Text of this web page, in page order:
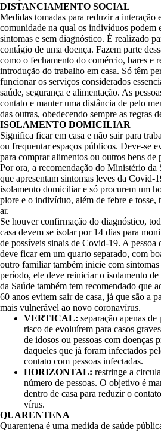
DISTANCIAMENTO SOCIAL
Medidas tomadas para reduzir a interação
comunidade na qual os indivíduos podem
sintomas e sem diagnóstico. É realizado
contágio de uma doença. Fazem parte
como o fechamento do comércio, bares e
introdução do trabalho em casa. Só têm
funcionar os serviços considerados
saúde, segurança e alimentação. As
contato e manter uma distância de pelo
das outras, obedecendo sempre as regras
ISOLAMENTO DOMICILIAR
Significa ficar em casa e não sair para
ou frequentar espaços públicos. Deve-se
para comprar alimentos ou outros bens de
Por ora, a recomendação do Ministério da
que apresentam sintomas leves da Covid-
isolamento domiciliar e só procurem um
piore e o indivíduo, além de febre e tosse,
ar.
Se houver confirmação do diagnóstico,
casa devem se isolar por 14 dias para
de possíveis sinais de Covid-19. A pessoa
deve ficar em um quarto separado, com
outro familiar também inicie com sintomas
período, ele deve reiniciar o isolamento
da Saúde também tem recomendado que
60 anos evitem sair de casa, já que são a
mais vulnerável ao novo coronavírus.
VERTICAL: separação apenas de
risco de evoluírem para casos
de idosos ou pessoas com doenças
daqueles que já foram infectados
contato com pessoas infectadas.
HORIZONTAL: restringe a
número de pessoas. O objetivo é
dentro de casa para reduzir o
vírus.
QUARENTENA
Quarentena é uma medida de saúde